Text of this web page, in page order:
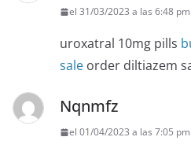
el 31/03/2023 a las 6:48 pm
uroxatral 10mg pills
sale order diltiazem
Nqnmfz
el 01/04/2023 a las 7:05 pm